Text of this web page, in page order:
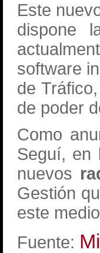
Este
dispone
software
de
de poder
Como
Seguí, en
nuevos
Gestión
este
Fuente: